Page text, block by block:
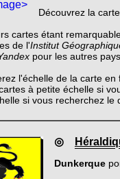
Découvrez la
cartes étant
de l'Institut
pour les autres pays.
l'échelle de la carte en
à petite échelle si
si vous recherchez le
◎
Dunkerque